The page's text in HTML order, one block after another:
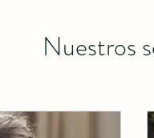
Nuestros